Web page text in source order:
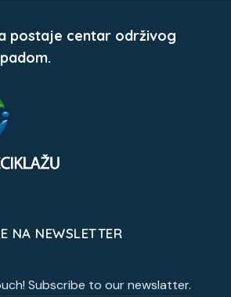
postaje centar održivog
NA NEWSLETTER
Subscribe to our newslatter.